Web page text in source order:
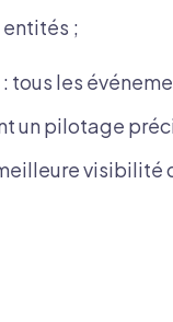
;
tous les
un pilotage
visibilité